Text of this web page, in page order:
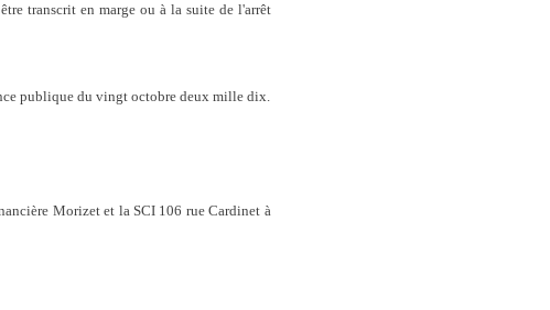
transcrit en marge ou à la suite de l'arrêt
publique du vingt octobre deux mille dix.
Morizet et la SCI 106 rue Cardinet à